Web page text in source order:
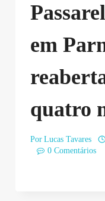
em
quatro
Por Lucas Tavares
0 Comentários